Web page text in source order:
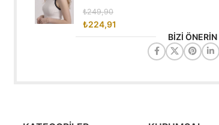
₺249,90
₺224,91
BİZİ ÖNERİN